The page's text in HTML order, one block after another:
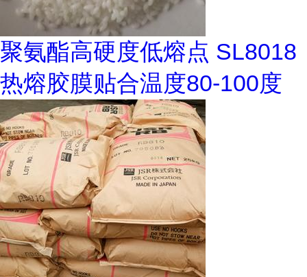
聚氨酯高硬度低熔点 SL8018
热熔胶膜贴合温度80-100度